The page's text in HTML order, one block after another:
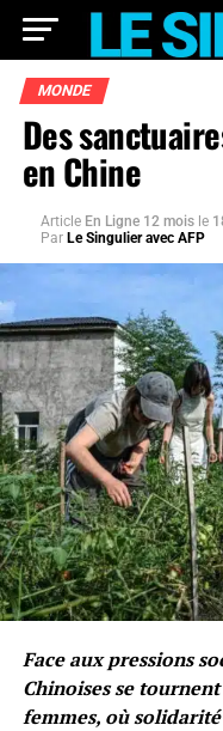
MONDE
Des
en Chine
Article En Ligne 12 mois le
Par Le Singulier avec AFP
Face aux pressions
Chinoises se
femmes, où